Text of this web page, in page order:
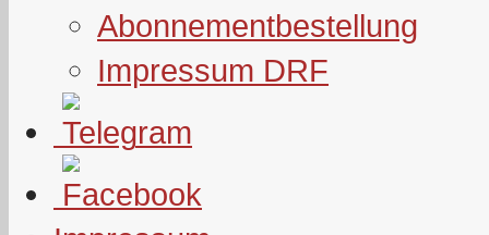
Abonnementbestellung
Impressum DRF